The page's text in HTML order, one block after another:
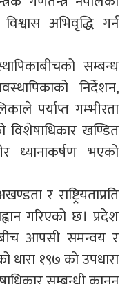
अभिवृद्धि गर्न
सम्बन्ध
निर्देशन,
पर्याप्त गम्भीरता
खण्डित
ध्यानाकर्षण भएको
र राष्ट्रियताप्रति
गरिएको छ। प्रदेश
आपसी समन्वय र
धारा १९७ को उपधारा